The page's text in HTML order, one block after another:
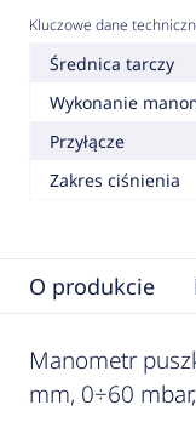
Kluczowe dane
Średnica tarczy
Wykonanie
Przyłącze
Zakres ciśnienia
O produkcie
Manometr
mm, 0÷60